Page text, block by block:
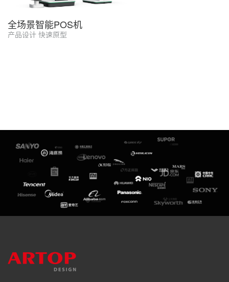
全场景智能POS机
产品设计 快速原型